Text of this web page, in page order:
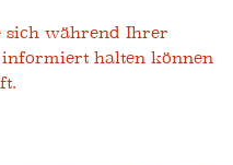
sich während Ihrer
informiert halten können